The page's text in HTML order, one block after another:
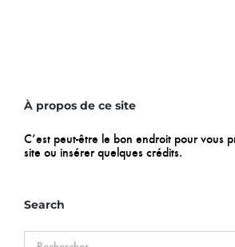
À propos de ce site
C’est peut-être le bon endroit pour vous
site ou insérer quelques crédits.
Search
Rechercher: